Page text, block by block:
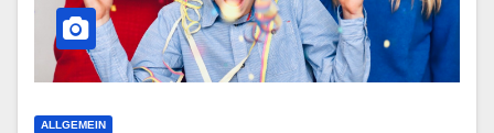
ALLGEMEIN